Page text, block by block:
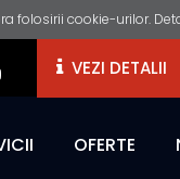
folosirii cookie-urilor.
VEZI DETALII
OFERTE